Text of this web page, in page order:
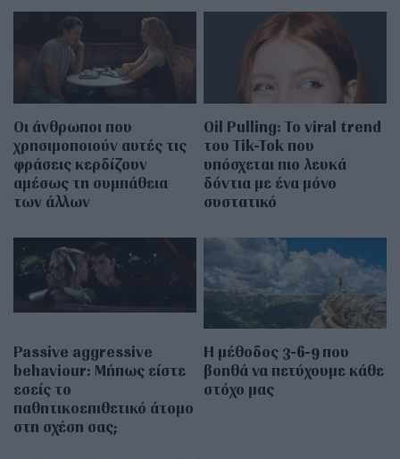
Οι άνθρωποι που
χρησιμοποιούν αυτές τις
φράσεις κερδίζουν
αμέσως τη συμπάθεια
των άλλων
Oil Pulling: To viral trend
του Tik-Tok που
υπόσχεται πιο λευκά
δόντια με ένα μόνο
συστατικό
Passive aggressive
behaviour: Μήπως είστε
εσείς το
παθητικοεπιθετικό άτομο
στη σχέση σας;
Η μέθοδος 3-6-9 που
βοηθά να πετύχουμε κάθε
στόχο μας